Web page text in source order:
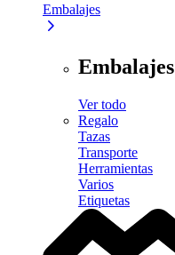
Embalajes
Embalajes
Ver todo
Regalo
Tazas
Transporte
Herramientas
Varios
Etiquetas